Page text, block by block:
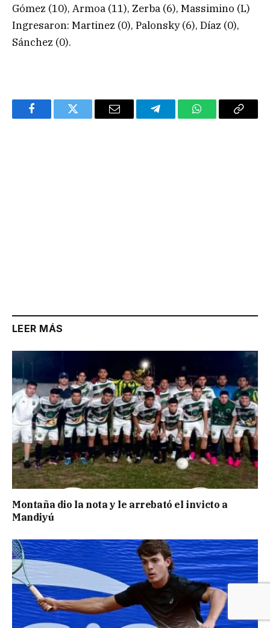
Gómez (10), Armoa (11), Zerba (6), Massimino (L)
Ingresaron: Martinez (0), Palonsky (6), Díaz (0),
Sánchez (0).
FacebookTwitter Email TelegramWhatsAppCopy
LEER MÁS
Montaña dio la nota y le arrebató el invicto a
Mandiyú